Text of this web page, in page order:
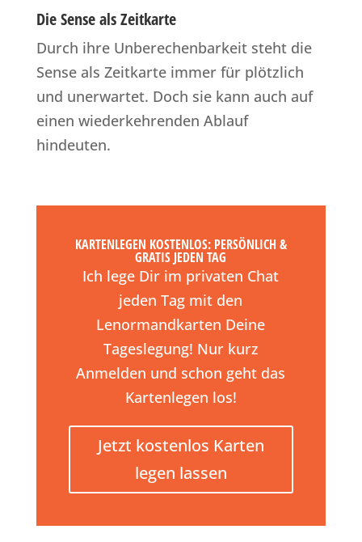
Die Sense als Zeitkarte
Durch ihre Unberechenbarkeit steht die
Sense als Zeitkarte immer für plötzlich
und unerwartet. Doch sie kann auch auf
einen wiederkehrenden Ablauf
hindeuten.
KARTENLEGEN KOSTENLOS: PERSÖNLICH &
GRATIS JEDEN TAG
Ich lege Dir im privaten Chat
jeden Tag mit den
Lenormandkarten Deine
Tageslegung! Nur kurz
Anmelden und schon geht das
Kartenlegen los!
Jetzt kostenlos Karten
legen lassen